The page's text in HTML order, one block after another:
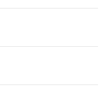
viele Wiener
Wegen des
Jagdpächter ihre
die bedeutendste
Wanderwegen durch
lädt dazu ein. Gefördert